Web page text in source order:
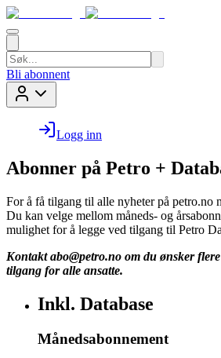
Bli abonnent
Logg inn
Abonner på Petro +
For å få tilgang til alle nyheter på petro.no
Du kan velge mellom måneds- og
mulighet for å legge ved tilgang til Petro
Kontakt abo@petro.no om du ønsker
tilgang for alle ansatte.
Inkl. Database
Månedsabonnement